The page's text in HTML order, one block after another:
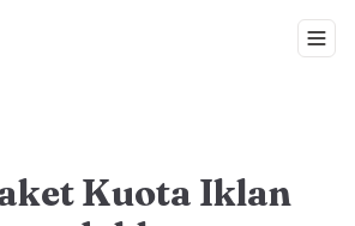
Kuota Iklan